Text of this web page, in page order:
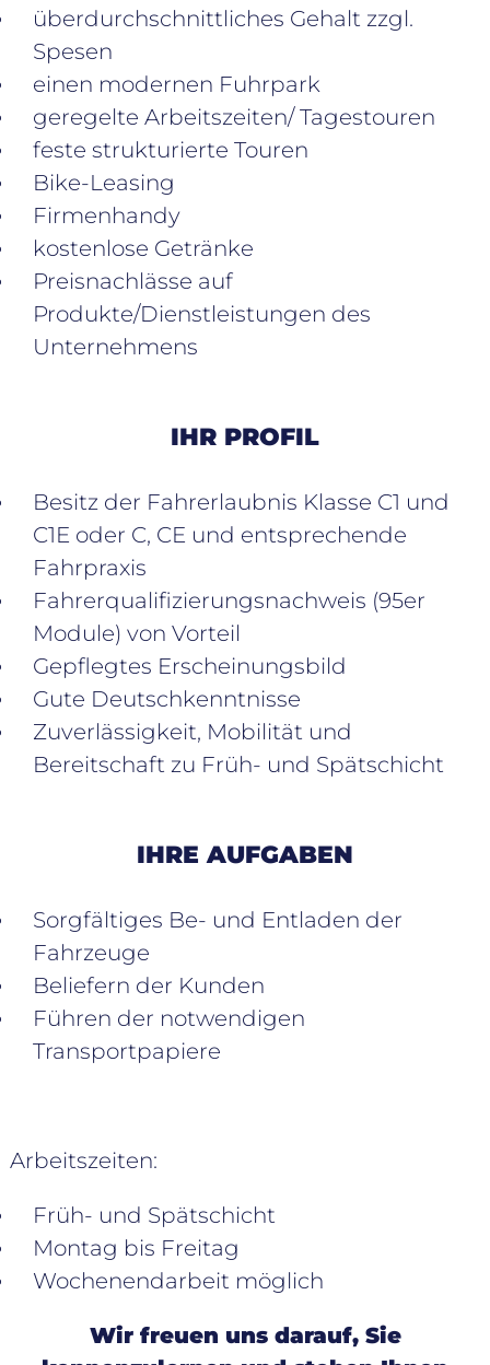
überdurchschnittliches Gehalt zzgl.
Spesen
einen modernen Fuhrpark
geregelte Arbeitszeiten/ Tagestouren
feste strukturierte Touren
Bike-Leasing
Firmenhandy
kostenlose Getränke
Preisnachlässe auf
Produkte/Dienstleistungen des
Unternehmens
IHR PROFIL
Besitz der Fahrerlaubnis Klasse C1 und
C1E oder C, CE und entsprechende
Fahrpraxis
Fahrerqualifizierungsnachweis (95er
Module) von Vorteil
Gepflegtes Erscheinungsbild
Gute Deutschkenntnisse
Zuverlässigkeit, Mobilität und
Bereitschaft zu Früh- und Spätschicht
IHRE AUFGABEN
Sorgfältiges Be- und Entladen der
Fahrzeuge
Beliefern der Kunden
Führen der notwendigen
Transportpapiere
Arbeitszeiten:
Früh- und Spätschicht
Montag bis Freitag
Wochenendarbeit möglich
Wir freuen uns darauf, Sie